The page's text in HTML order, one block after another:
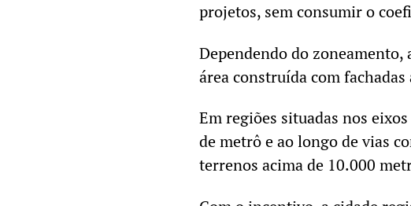
projetos, sem consumir o
Dependendo do zoneamento,
área construída com
Em regiões situadas nos
de metrô e ao longo de vias
terrenos acima de 10.000